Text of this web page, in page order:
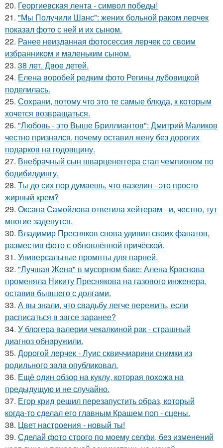
20. Георгиевская лента - символ победы!
21. "Мы Получили Шанс": жених больной раком лерчек
показал фото с ней и их сыном.
22. Ранее неизданная фотосессия лерчек со своим
избранником и маленьким сыном.
23. 38 лет. Двое детей.
24. Елена воробей редким фото Регины дубовицкой
поделилась.
25. Сохрани, потому что это те самые блюда, к которым
хочется возвращаться.
26. "Любовь - это Выше Бриллиантов": Дмитрий Маликов
честно признался, почему оставил жену без дорогих
подарков на годовщину.
27. Внебрачный сын шварценеггера стал чемпионом по
бодибилдингу.
28. Ты до сих пор думаешь, что вазелин - это просто
жирный крем?
29. Оксана Самойлова ответила хейтерам - и, честно, тут
многие заденутся.
30. Владимир Пресняков снова удивил своих фанатов,
разместив фото с обновлённой причёской.
31. Универсальные промпты для парней.
32. "Лучшая Жена" в мусорном баке: Алена Краснова
променяла Никиту Преснякова на газового инженера,
оставив бывшего с долгами.
33. А вы знали, что свадьбу легче пережить, если
расписаться в загсе заранее?
34. У блогера валерии чекалкиной рак - страшный
диагноз обнаружили.
35. Дорогой лерчек - Луис сквиччиарини снимки из
родильного зала опубликовал.
36. Ещё один обзор на куклу, которая похожа на
предыдущую и не случайно.
37. Егор крид решил перезапустить образ, который
когда-то сделал его главным Крашем поп - сцены.
38. Цвет настроения - новый ты!
39. Сделай фото строго по моему селфи, без изменений